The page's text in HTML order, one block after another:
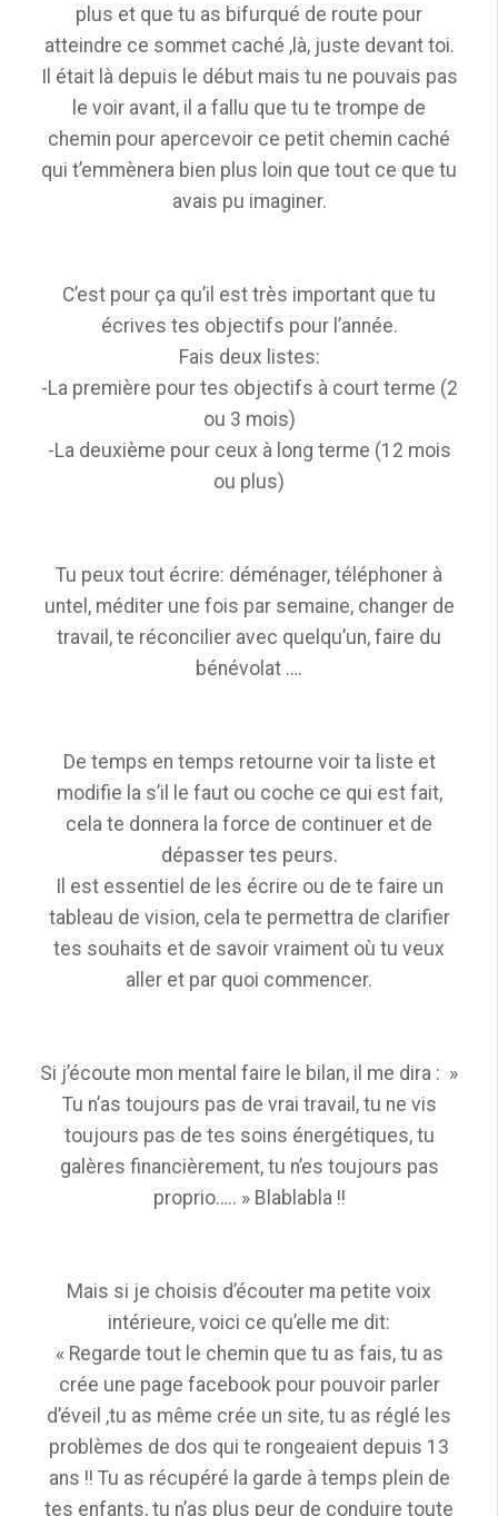
plus et que tu as bifurqué de route pour
atteindre ce sommet caché ,là, juste devant toi.
Il était là depuis le début mais tu ne pouvais pas
le voir avant, il a fallu que tu te trompe de
chemin pour apercevoir ce petit chemin caché
qui t’emmènera bien plus loin que tout ce que tu
avais pu imaginer.
C’est pour ça qu’il est très important que tu
écrives tes objectifs pour l’année.
Fais deux listes:
-La première pour tes objectifs à court terme (2
ou 3 mois)
-La deuxième pour ceux à long terme (12 mois
ou plus)
Tu peux tout écrire: déménager, téléphoner à
untel, méditer une fois par semaine, changer de
travail, te réconcilier avec quelqu’un, faire du
bénévolat ….
De temps en temps retourne voir ta liste et
modifie la s’il le faut ou coche ce qui est fait,
cela te donnera la force de continuer et de
dépasser tes peurs.
Il est essentiel de les écrire ou de te faire un
tableau de vision, cela te permettra de clarifier
tes souhaits et de savoir vraiment où tu veux
aller et par quoi commencer.
Si j’écoute mon mental faire le bilan, il me dira : »
Tu n’as toujours pas de vrai travail, tu ne vis
toujours pas de tes soins énergétiques, tu
galères financièrement, tu n’es toujours pas
proprio….. » Blablabla !!
Mais si je choisis d’écouter ma petite voix
intérieure, voici ce qu’elle me dit:
« Regarde tout le chemin que tu as fais, tu as
crée une page facebook pour pouvoir parler
d’éveil ,tu as même crée un site, tu as réglé les
problèmes de dos qui te rongeaient depuis 13
ans !! Tu as récupéré la garde à temps plein de
tes enfants, tu n’as plus peur de conduire toute